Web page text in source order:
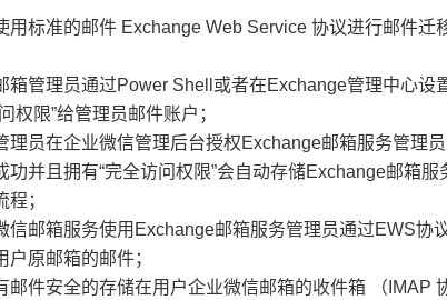
用标准的邮件 Exchange Web Service 协议进行邮件迁
箱管理员通过Power Shell或者在Exchange管理中心设
权限”给管理员邮件账户；
理员在企业微信管理后台授权Exchange邮箱服务管理员
功并且拥有“完全访问权限”会自动存储Exchange邮箱
；
信邮箱服务使用Exchange邮箱服务管理员通过EWS协
原邮箱的邮件；
邮件安全的存储在用户企业微信邮箱的收件箱 （IMAP